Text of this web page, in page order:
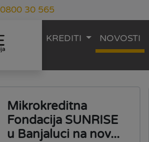
0800 30 565
KREDITI NOVOSTI
Mikrokreditna
Fondacija SUNRISE
u Banjaluci na nov...